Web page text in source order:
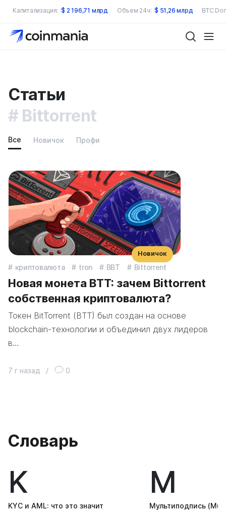
Капитализация: $ 2 196,71 млрд Объем 24ч: $ 51,26 млрд BTC
Статьи
Bittorrent
Все Новичок Профи
криптовалюта tron BBT Bittorrent
Новая монета ВТТ: зачем Bittorrent
собственная криптовалюта?
Токен BitTorrent (BTT) был создан на основе
blockchain-технологии и объединил двух лидеров
в…
7 г назад / 0
Новичок
Словарь
K
KYС и AML: что это значит
М
Мультиподпись